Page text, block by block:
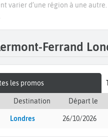
varier d’une région à une
Ferrand
les promos
Destination Départ le
Londres 26/10/2026